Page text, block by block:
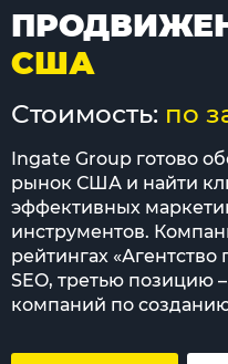
США
Стоимость: по
Ingate Group готово
рынок США и найти
эффективных
инструментов.
рейтингах «Агентство
SEO, третью позицию
компаний по